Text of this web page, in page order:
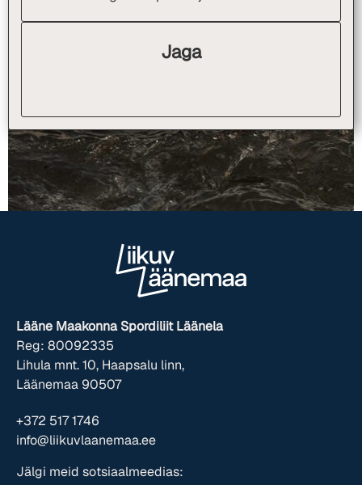
Jaga
Lääne Maakonna Spordiliit Läänela
Reg: 80092335
Lihula mnt. 10, Haapsalu linn,
Läänemaa 90507
+372 517 1746
info@liikuvlaanemaa.ee
Jälgi meid sotsiaalmeedias: